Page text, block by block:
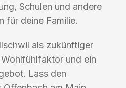
Schulen und andere
für deine Familie.
als zukünftiger
und ein
Lass den